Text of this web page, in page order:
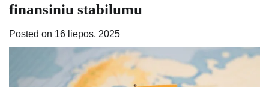
finansiniu stabilumu
Posted on 16 liepos, 2025